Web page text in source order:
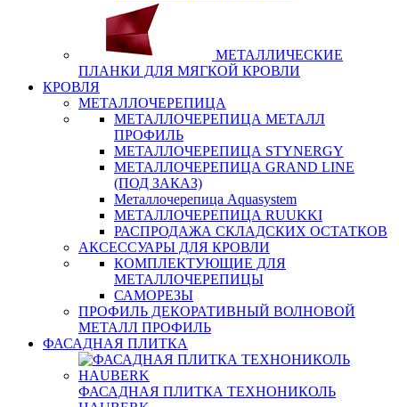
МЕТАЛЛИЧЕСКИЕ
ПЛАНКИ ДЛЯ МЯГКОЙ КРОВЛИ
КРОВЛЯ
МЕТАЛЛОЧЕРЕПИЦА
МЕТАЛЛОЧЕРЕПИЦА МЕТАЛЛ
ПРОФИЛЬ
МЕТАЛЛОЧЕРЕПИЦА STYNERGY
МЕТАЛЛОЧЕРЕПИЦА GRAND LINE
(ПОД ЗАКАЗ)
Металлочерепица Aquasystem
МЕТАЛЛОЧЕРЕПИЦА RUUKKI
РАСПРОДАЖА СКЛАДСКИХ ОСТАТКОВ
АКСЕССУАРЫ ДЛЯ КРОВЛИ
КОМПЛЕКТУЮЩИЕ ДЛЯ
МЕТАЛЛОЧЕРЕПИЦЫ
САМОРЕЗЫ
ПРОФИЛЬ ДЕКОРАТИВНЫЙ ВОЛНОВОЙ
МЕТАЛЛ ПРОФИЛЬ
ФАСАДНАЯ ПЛИТКА
ФАСАДНАЯ ПЛИТКА ТЕХНОНИКОЛЬ